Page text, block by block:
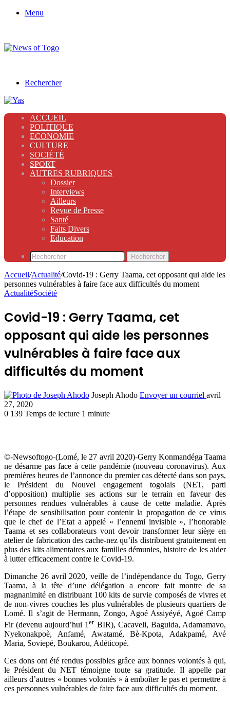
Menu
Rechercher
ACCUEIL
POLITIQUE
ECONOMIE
CULTURE
SOCIÉTÉ
SPORT
AUTRES RUBRIQUES
Dossier
Interviews
Ailleurs
Revue de Presse
Santé
Faits Divers
Education
Rechercher
Accueil/Actualité/Covid-19 : Gerry Taama, cet opposant qui aide les
personnes vulnérables à faire face aux difficultés du moment
ActualitéSociété
Covid-19 : Gerry Taama, cet
opposant qui aide les personnes
vulnérables à faire face aux
difficultés du moment
Joseph Ahodo Envoyer un courriel avril
27, 2020
0 139 Temps de lecture 1 minute
©-Newsoftogo-(Lomé, le 27 avril 2020)-Gerry Konmandéga Taama
ne désarme pas face à cette pandémie (nouveau coronavirus). Aux
premières heures de l’annonce du premier cas détecté dans son pays,
le Président du Nouvel engagement togolais (NET, parti
d’opposition) multiplie ses actions sur le terrain en faveur des
personnes rendues vulnérables à cause de cette maladie. Après
l’étape de sensibilisation pour contenir la propagation de ce virus
que le chef de l’Etat a appelé « l’ennemi invisible », l’honorable
Taama et ses collaborateurs vont devoir transformer leur siège en
atelier de fabrication des cache-nez qu’ils distribuent gratuitement en
plus des kits alimentaires aux familles démunies, histoire de les aider
à lutter efficacement contre le Covid-19.
Dimanche 26 avril 2020, veille de l’indépendance du Togo, Gerry
Taama, à la tête d’une délégation a encore fait montre de sa
magnanimité en distribuant 100 kits de survie composés de vivres et
de non-vivres couches les plus vulnérables de plusieurs quartiers de
Lomé. Il s’agit de Hermann, Zongo, Agoé Assiyéyé, Agoé Camp
Fir (devenu aujourd’hui 1erBIR), Cacaveli, Baguida, Adamamavo,
Nyekonakpoè, Anfamé, Awatamé, Bè-Kpota, Adakpamé, Avé
Maria, Soviepé, Boukarou, Adéticopé.
Ces dons ont été rendus possibles grâce aux bonnes volontés à qui,
le Président du NET témoigne toute sa gratitude. Il appelle par
ailleurs d’autres « bonnes volontés » à emboîter le pas et permettre à
ces personnes vulnérables de faire face aux difficultés du moment.